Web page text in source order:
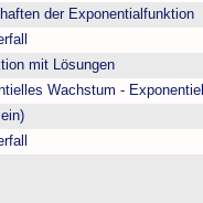
der Exponentialfunktion
mit Lösungen
Wachstum -